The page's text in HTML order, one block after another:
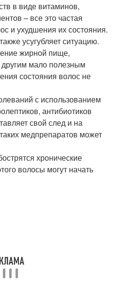
в виде витаминов,
– все это частая
и ухудшения их состояния.
усугубляет ситуацию.
жирной пище,
мало полезным
состояния волос не
с использованием
антибиотиков
свой след и на
медпрепаратов может
хронические
волосы могут начать